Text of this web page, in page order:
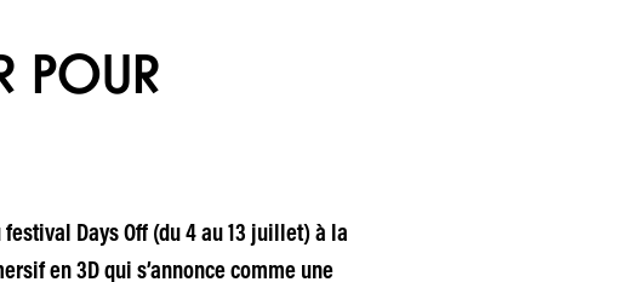
POUR
Days Off (du 4 au 13 juillet) à la
en 3D qui s’annonce comme une